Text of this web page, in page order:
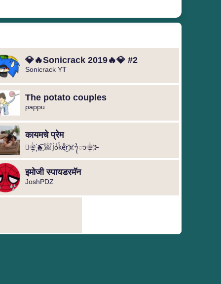
💎🔥Sonicrack 2019🔥💎 #2
Sonicrack YT
The potato couples
pappu
कायमचे प्रेम
⊰⸎҉🔥⃝𓀬Jᷜoͥkᷠeᷚr⃝☠️ᭁ⸎҉⊱
इमोजी स्पायडरमॅन
JoshPDZ